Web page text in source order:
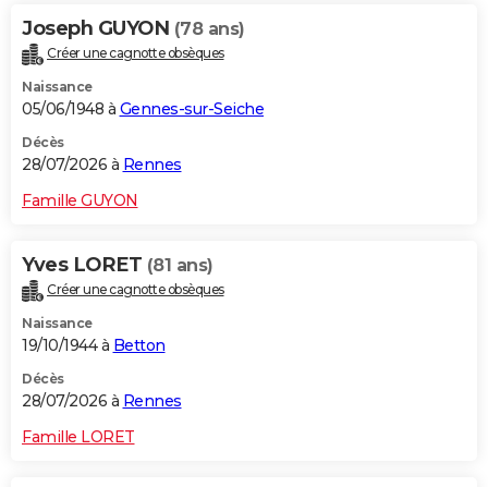
Joseph GUYON (78 ans)
Créer une cagnotte obsèques
Naissance
05/06/1948 à Gennes-sur-Seiche
Décès
28/07/2026 à Rennes
Famille GUYON
Yves LORET (81 ans)
Créer une cagnotte obsèques
Naissance
19/10/1944 à Betton
Décès
28/07/2026 à Rennes
Famille LORET